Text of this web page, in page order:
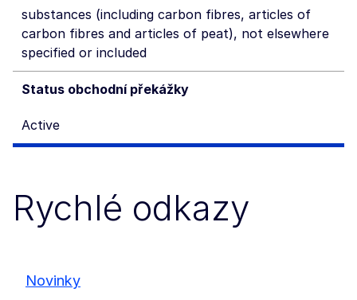
substances (including carbon fibres, articles of
carbon fibres and articles of peat), not elsewhere
specified or included
Status obchodní překážky
Active
Rychlé odkazy
Novinky